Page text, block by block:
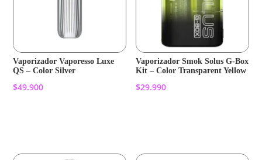
Vaporizador Vaporesso Luxe
QS – Color Silver
$49.900
Vaporizador Smok Solus G-Box
Kit – Color Transparent Yellow
$29.990